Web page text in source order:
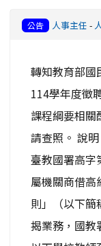
公告 人事主任 -
轉知教育部國
114學年度徵
課程綱要相關
請查照。 說
臺教國署高字
屬機關商借高
則」（以下
揭業務，國教